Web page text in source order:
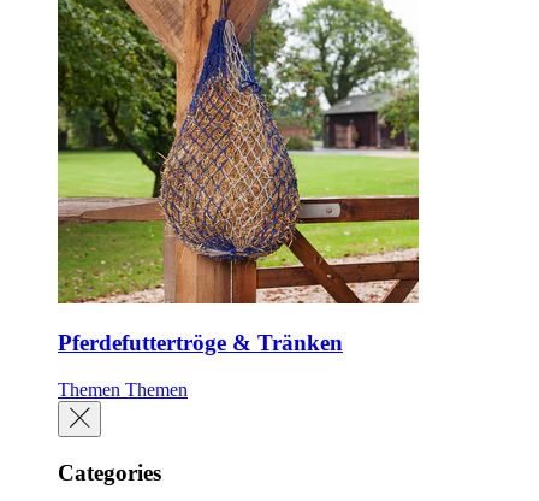
Pferdefuttertröge & Tränken
Themen Themen
Categories